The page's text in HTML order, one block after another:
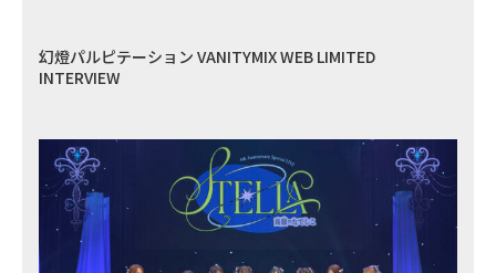
幻燈パルピテーション VANITYMIX WEB LIMITED
INTERVIEW